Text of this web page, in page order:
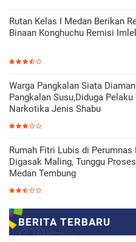
Rutan Kelas I Medan Berikan
Binaan Konghuchu Remisi
Warga Pangkalan Siata
Pangkalan Susu,Diduga
Narkotika Jenis Shabu
Rumah Fitri Lubis di Perumnas
Digasak Maling, Tunggu
Medan Tembung